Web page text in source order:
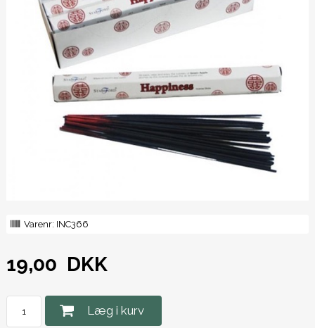
Varenr: INC366
19,00 DKK
Læg i kurv